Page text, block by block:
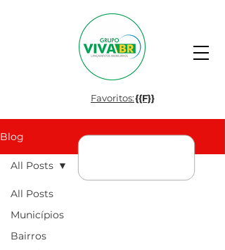
Favoritos:{{F}}
Blog
All Posts
Municípios
Bairros
All Posts